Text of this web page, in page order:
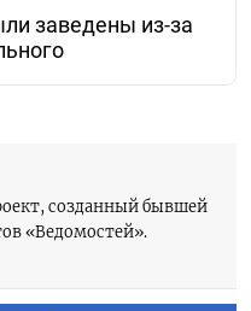
заведены из-за
созданный бывшей
«Ведомостей».